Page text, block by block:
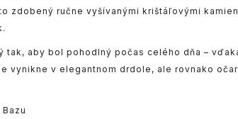
zdobený ručne vyšívanými krištáľovými
tak, aby bol pohodlný počas celého dňa –
vynikne v elegantnom drdole, ale rovnako